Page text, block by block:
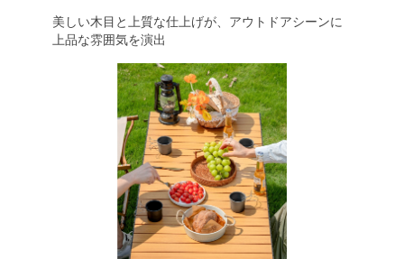
美しい木目と上質な仕上げが、アウトドアシーンに
上品な雰囲気を演出